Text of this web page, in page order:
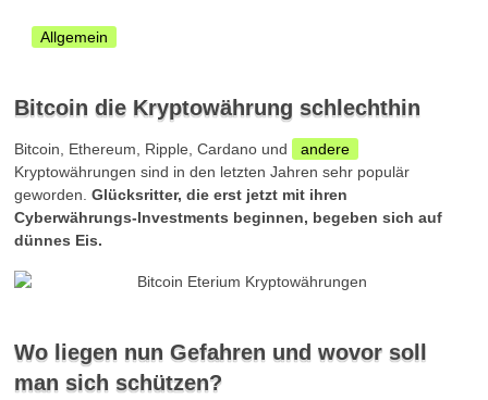
Allgemein
Bitcoin die Kryptowährung schlechthin
Bitcoin, Ethereum, Ripple, Cardano und
andere
Kryptowährungen sind in den letzten Jahren sehr populär
geworden.Glücksritter, die erst jetzt mit ihren
Cyberwährungs-Investments beginnen, begeben sich auf
dünnes Eis.
Wo liegen nun Gefahren und wovor soll
man sich schützen?